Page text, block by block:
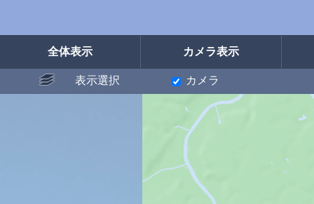
全体表示 カメラ表示
表示選択 カメラ